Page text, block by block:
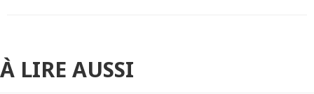
À LIRE AUSSI